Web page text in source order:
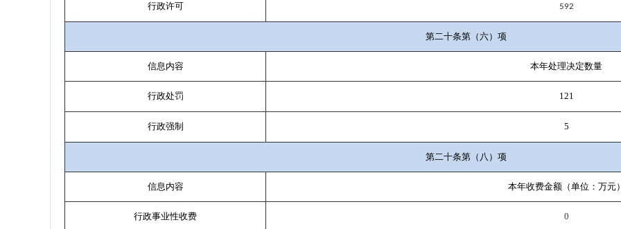
行政许可 592
第二十条第（六）项
信息内容 本年处理决定数量
行政处罚 121
行政强制 5
第二十条第（八）项
信息内容 本年收费金额（单位：万元
行政事业性收费 0